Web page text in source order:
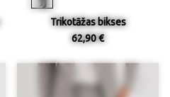
Trikotāžas bikses
62,90 €